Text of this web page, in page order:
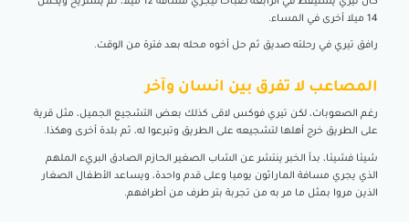
14 ميلا أخرى في المساء.
رافق تيري في رحلته صديق ثم حل أخوه محله بعد فترة من الوقت.
المصاعب لا تفرق بين انسان وآخر
رغم الصعوبات، لكن تيري فوكس لاقى كذلك بعض التشجيع الجميل، مثل قرية
على الطريق خرج أهلها لتشجيعه على الطريق وتبرعوا له، ثم بلدة أخرى وهكذا.
شيئا فشيئا، بدأ الخبر ينتشر عن الشاب الصغير الحازم الصادق البريء الملهم
الذي يجري مسافة الماراثون يوميا وعلى قدم واحدة، ويساعد الأطفال الصغار
الذين مروا بمثل ما مر به من تجربة بتر طرف من أطرافهم.